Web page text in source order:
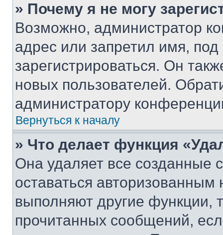
» Почему я не могу
Возможно, администратор
адрес или запретил имя,
зарегистрироваться. Он
новых пользователей.
администратору
Вернуться к началу
» Что делает функция
Она удаляет все созданные
оставаться
выполняют другие функции,
прочитанных сообщений,